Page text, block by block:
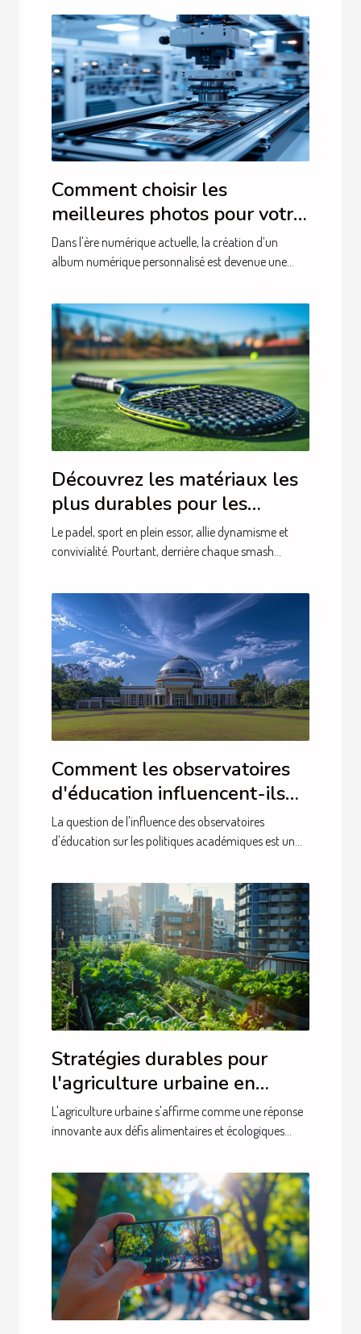
Comment choisir les
meilleures photos pour votre
album numérique
personnalisé
Dans l'ère numérique actuelle, la création d’un
album numérique personnalisé est devenue une...
Découvrez les matériaux les
plus durables pour les
raquettes de padel
Le padel, sport en plein essor, allie dynamisme et
convivialité. Pourtant, derrière chaque smash...
Comment les observatoires
d'éducation influencent-ils
les politiques académiques ?
La question de l'influence des observatoires
d'éducation sur les politiques académiques est un...
Stratégies durables pour
l'agriculture urbaine en
zones densément peuplées
L'agriculture urbaine s'affirme comme une réponse
innovante aux défis alimentaires et écologiques...